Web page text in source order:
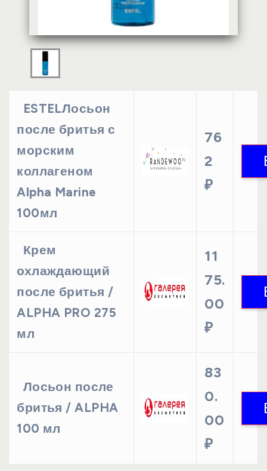
ESTELЛосьон
после бритья с
морским
коллагеном
Alpha Marine
100мл
76
2
₽
Крем
охлаждающий
после бритья /
ALPHA PRO 275
мл
11
75.
00
₽
Лосьон после
бритья / ALPHA
100 мл
83
0.
00
₽